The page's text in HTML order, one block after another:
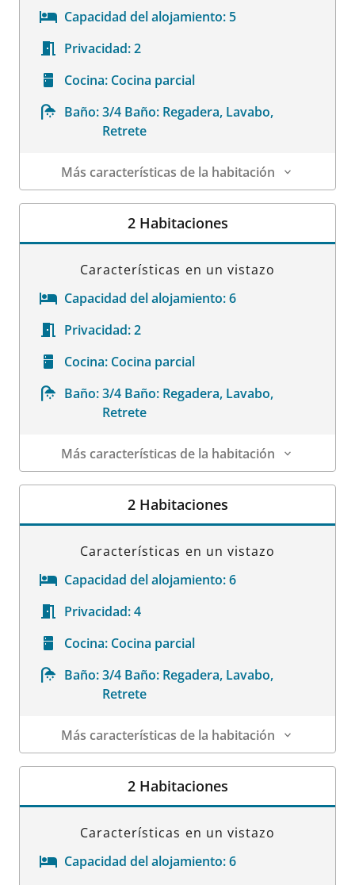
Capacidad del alojamiento: 5
Privacidad:2
Cocina: Cocina parcial
Baño: 3/4 Baño: Regadera, Lavabo,
Retrete
Más características de la habitación
Datos de la habitación
2 Habitaciones
Características en un vistazo
Capacidad del alojamiento:6
Privacidad:2
Cocina: Cocina parcial
Baño: 3/4 Baño: Regadera, Lavabo,
Retrete
Más características de la habitación
Datos de la habitación
2 Habitaciones
Características en un vistazo
Capacidad del alojamiento:6
Privacidad:4
Cocina: Cocina parcial
Baño: 3/4 Baño: Regadera, Lavabo,
Retrete
Más características de la habitación
Datos de la habitación
2 Habitaciones
Características en un vistazo
Capacidad del alojamiento:6